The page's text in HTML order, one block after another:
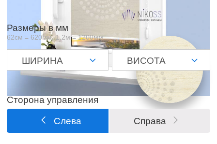
Размеры в мм
62см = 620мм, 1,2м = 1200мм
Сторона управления
Слева Справа